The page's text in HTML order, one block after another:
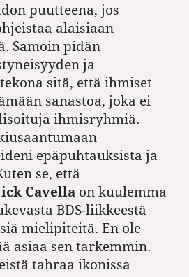
puutteena, jos
alaisiaan
Samoin pidän
ja
sitä, että ihmiset
sanastoa, joka ei
ihmisryhmiä.
epäpuhtauksista ja
se, että
Cavella on kuulemma
BDS-liikkeestä
mielipiteitä. En ole
asiaa sen tarkemmin.
tahraa ikonissa